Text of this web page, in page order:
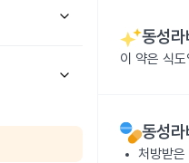
동성
이 약은 식
동성
처방받